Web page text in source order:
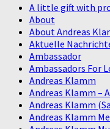
A little gift with
About
About Andreas
Aktuelle
Ambassador
Ambassadors For
Andreas Klamm
Andreas Klamm –
Andreas Klamm
Andreas Klamm